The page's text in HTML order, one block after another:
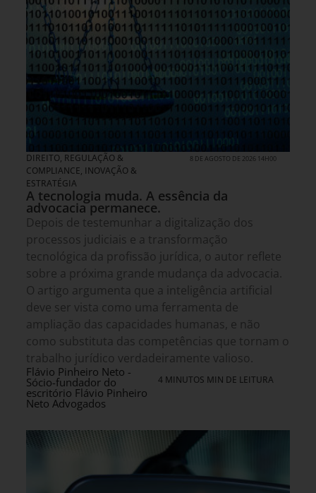
DIREITO, REGULAÇÃO &
COMPLIANCE, INOVAÇÃO &
ESTRATÉGIA
8 DE AGOSTO DE 2026 14H00
A tecnologia muda. A essência da
advocacia permanece.
Depois de testemunhar a digitalização dos
processos judiciais e a transformação
tecnológica da profissão jurídica, o autor reflete
sobre a próxima grande mudança da advocacia.
O artigo argumenta que a inteligência artificial
deve ser vista como uma ferramenta de
ampliação das capacidades humanas, e não
como substituta das competências que tornam o
trabalho jurídico verdadeiramente valioso.
Flávio Pinheiro Neto -
Sócio-fundador do
escritório Flávio Pinheiro
Neto Advogados
4 MINUTOS MIN DE LEITURA